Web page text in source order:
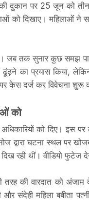
की दुकान पर 25 जून को
को दिखाए। महिलाओं ने
जब तक सुनार कुछ समझ
ढूंढ़ने का प्रयास किया,
केस दर्ज कर विवेचना शुरू
को
को दिए। इस पर
द्वारा घटना स्थल पर
रही थीं। वीडियो फुटेज
तरह की वारदात को
संदेही महिला बबीता